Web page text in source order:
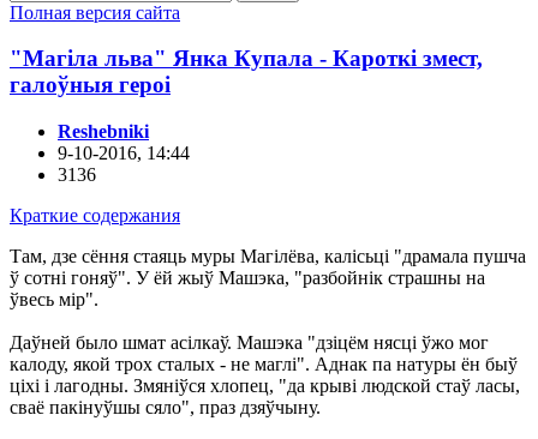
Полная версия сайта
"Магіла льва" Янка Купала - Кароткі змест,
галоўныя героі
Reshebniki
9-10-2016, 14:44
3136
Краткие содержания
Там, дзе сёння стаяць муры Магілёва, калісьці "драмала пушча
ў сотні гоняў". У ёй жыў Машэка, "разбойнік страшны на
ўвесь мір".
Даўней было шмат асілкаў. Машэка "дзіцём нясці ўжо мог
калоду, якой трох сталых - не маглі". Аднак па натуры ён быў
ціхі і лагодны. Змяніўся хлопец, "да крыві людской стаў ласы,
сваё пакінуўшы сяло", праз дзяўчыну.